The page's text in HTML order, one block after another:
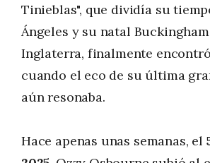
Tinieblas", que dividía su
Ángeles y su natal
Inglaterra, finalmente
cuando el eco de su última
aún resonaba.
Hace apenas unas semanas, el